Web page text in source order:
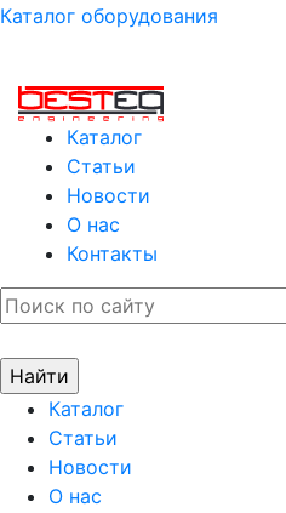
Каталог оборудования
Каталог
Статьи
Новости
О нас
Контакты
Каталог
Статьи
Новости
О нас